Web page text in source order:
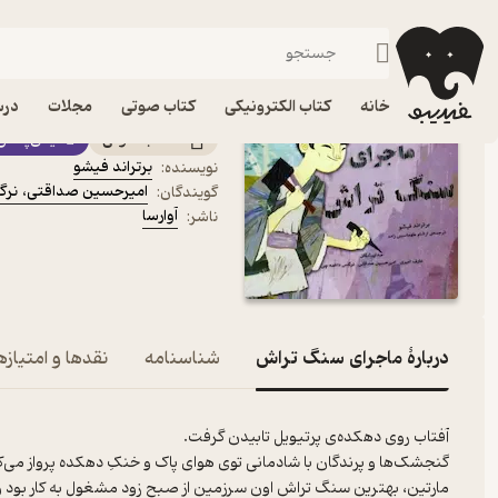
خانه کتاب الکترونیکی کتاب صوتی مجلات
فیدیبو کتاب صوتی
کتاب صوتی ماجرای
کتاب صوتی
نویسنده: برتراند فیشو
گویندگان: امیرحسین صداقتی،
ناشر: آوارسا
دربارۀ ماجرای سنگ تراش شناسنامه نقدها و